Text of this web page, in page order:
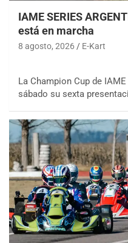
IAME SERIES
está en marcha
8 agosto, 2026 E-Kart
La Champion Cup de
sábado su sexta